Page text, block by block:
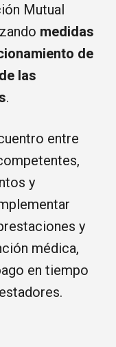
Mutual
medidas
de
las
.
entre
y
y
médica,
en tiempo